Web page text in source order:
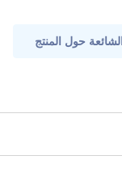
ويحميه من
حول المنتج